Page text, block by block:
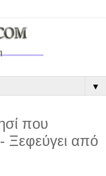
▼
που
Ξεφεύγει από